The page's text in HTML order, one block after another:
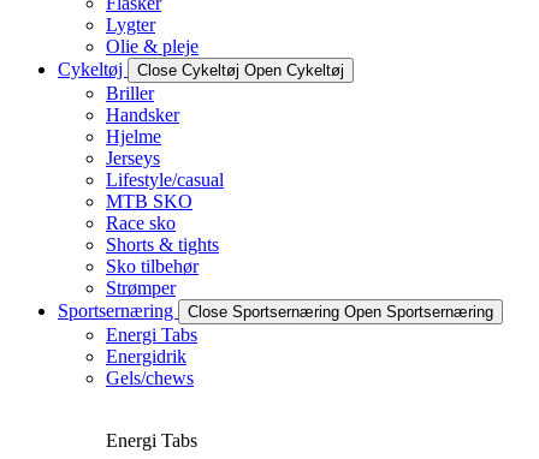
Lygter
Olie & pleje
Cykeltøj
Close Cykeltøj Open Cykeltøj
Briller
Handsker
Hjelme
Jerseys
Lifestyle/casual
MTB SKO
Race sko
Shorts & tights
Sko tilbehør
Strømper
Sportsernæring
Close Sportsernæring Open Sportsernæring
Energi Tabs
Energidrik
Gels/chews
Energi Tabs